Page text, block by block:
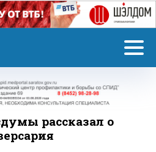
рассказал о